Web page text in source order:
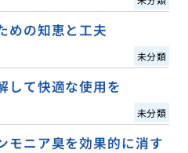
めの知恵と工夫
未分類
して快適な使用を
未分類
モニア臭を効果的に消す